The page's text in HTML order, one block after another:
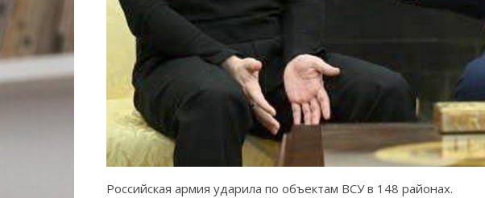
Российская армия ударила по объектам ВСУ в 148 районах.